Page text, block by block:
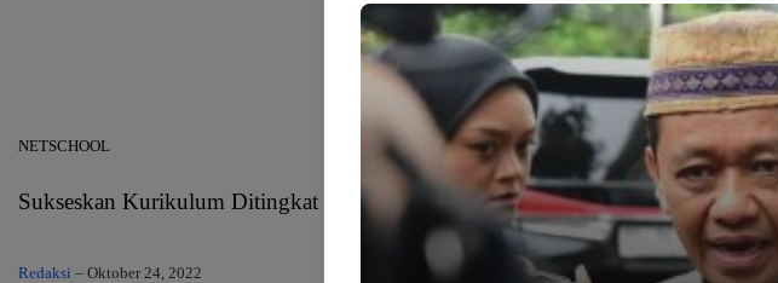
NETSCHOOL
Sukseskan Kurikulum Ditingkat SDN Dalam Acara HSN di Batang
Redaksi – Oktober 24, 2022